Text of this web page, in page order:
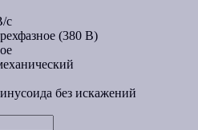
с
(380 В)
без искажений